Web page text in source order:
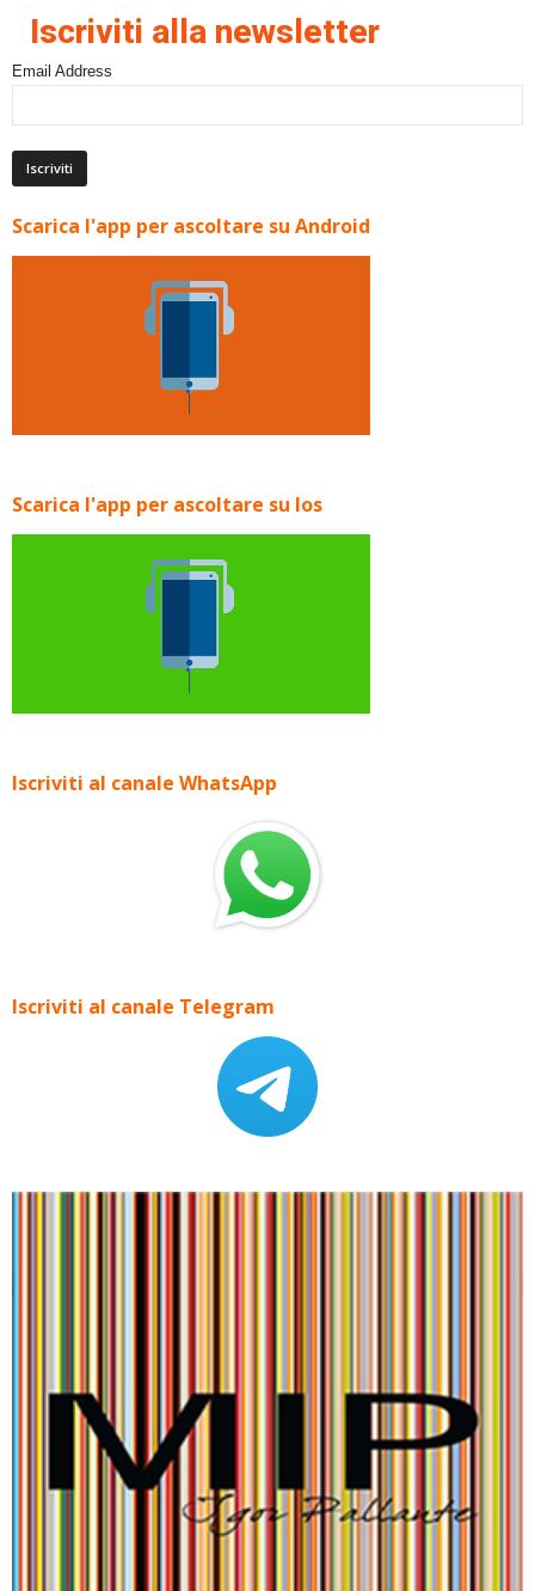
Iscriviti alla newsletter
Email Address
Scarica l'app per ascoltare su Android
Scarica l'app per ascoltare su Ios
Iscriviti al canale WhatsApp
Iscriviti al canale Telegram